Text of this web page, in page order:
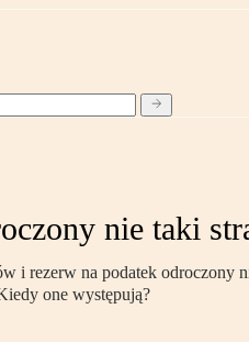
nie taki
i rezerw na podatek odroczony
one występują?